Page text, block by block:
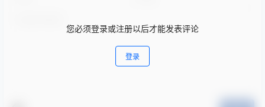
您必须登录或注册以后才能发表评论
登录